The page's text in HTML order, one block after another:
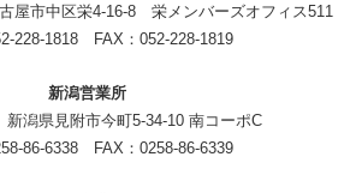
屋市中区栄4-16-8 栄メンバーズオフィス511
228-1818 FAX：052-228-1819
新潟営業所
潟県見附市今町5-34-10 南コーポC
86-6338 FAX：0258-86-6339